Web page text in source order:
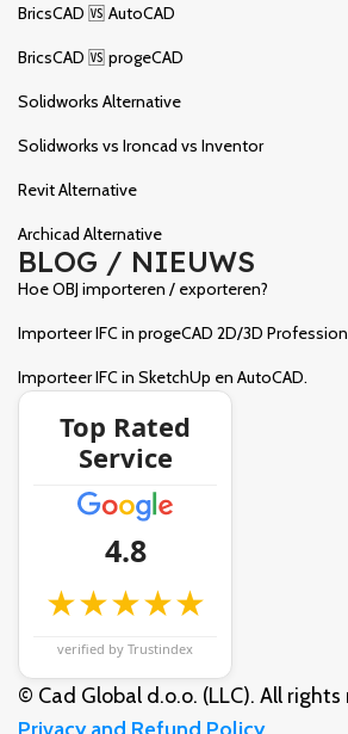
BricsCAD 🆚 AutoCAD
BricsCAD 🆚 progeCAD
Solidworks Alternative
Solidworks vs Ironcad vs Inventor
Revit Alternative
Archicad Alternative
BLOG / NIEUWS
Hoe OBJ importeren / exporteren?
Importeer IFC in progeCAD 2D/3D
Importeer IFC in SketchUp en AutoCAD.
Top Rated
Service
4.8
★★★★★
verified by Trustindex
© Cad Global d.o.o. (LLC). All rights